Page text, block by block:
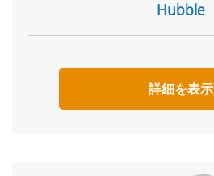
Hubble
詳細を表示